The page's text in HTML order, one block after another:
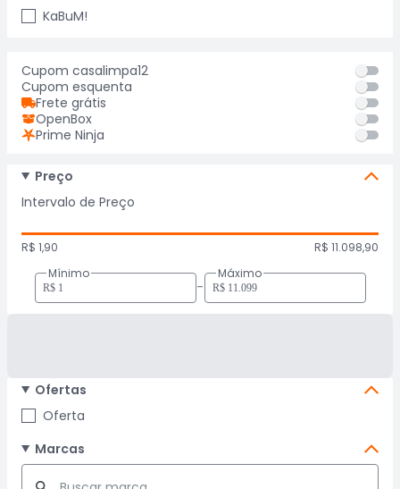
KaBuM!
Cupom casalimpa12
Cupom esquenta
Frete grátis
OpenBox
Prime Ninja
Preço
Intervalo de Preço
R$ 1,90
R$ 11.098,90
Mínimo
-
Máximo
Ofertas
Oferta
Marcas